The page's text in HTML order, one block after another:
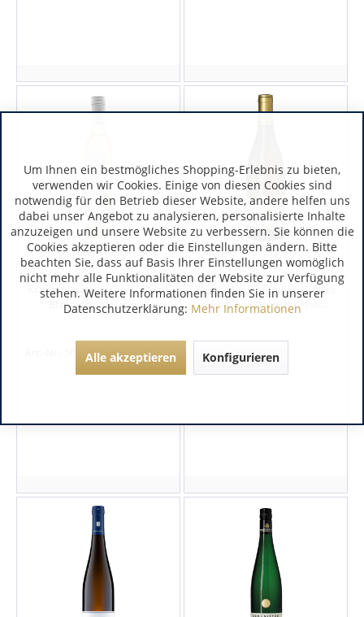
Burgenland | Österreich
Kracher Spätlese Cuvée Pinot
Blanc, Chardonnay...
5687
Ahr | Deutschland
Brogsitter Hommage Großes
Gewächs Walporzheimer...
Art.-Nr.: 1710
Um Ihnen ein bestmögliches Shopping-Erlebnis zu bieten,
verwenden wir Cookies. Einige von diesen Cookies sind
notwendig für den Betrieb dieser Website, andere helfen uns
dabei unser Angebot zu analysieren, personalisierte Inhalte
anzuzeigen und unsere Website zu verbessern. Sie können die
Cookies akzeptieren oder die Einstellungen ändern. Bitte
beachten Sie, dass auf Basis Ihrer Einstellungen womöglich
nicht mehr alle Funktionalitäten der Website zur Verfügung
stehen. Weitere Informationen finden Sie in unserer
Datenschutzerklärung: Mehr Informationen
Alle akzeptieren Konfigurieren